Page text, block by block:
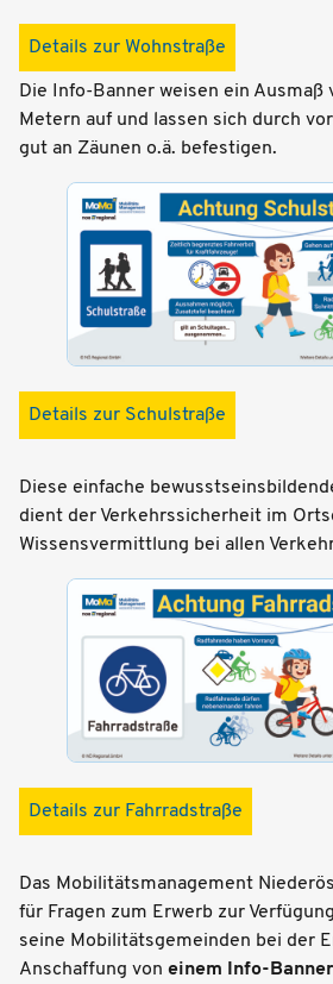
Details zur Wohnstraße
Die Info-Banner weisen ein Ausmaß
Metern auf und lassen sich durch
gut an Zäunen o.ä. befestigen.
Details zur Schulstraße
Diese einfache
dient der Verkehrssicherheit im
Wissensvermittlung bei allen
Details zur Fahrradstraße
Das Mobilitätsmanagement
für Fragen zum Erwerb zur
seine Mobilitätsgemeinden bei der
Anschaffung von einem Info-